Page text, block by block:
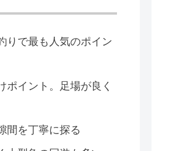
りで最も人気のポイン
ポイント。足場が良く
間を丁寧に探る